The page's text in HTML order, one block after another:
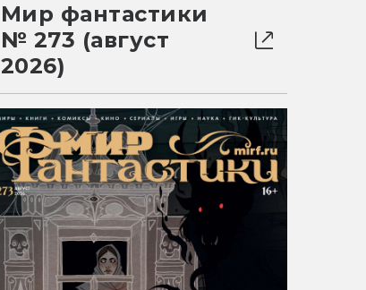
Мир фантастики
№ 273 (август
2026)